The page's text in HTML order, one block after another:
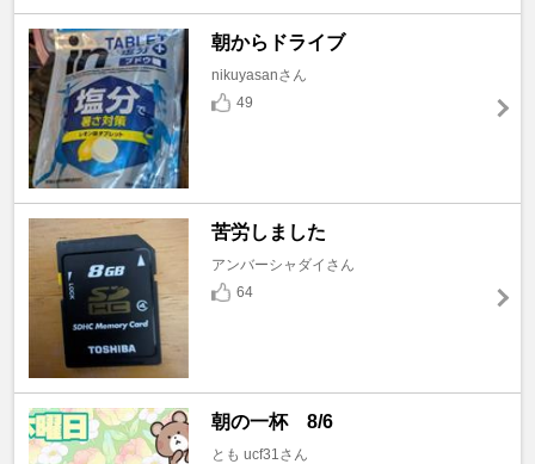
朝からドライブ
nikuyasanさん
49
苦労しました
アンバーシャダイさん
64
朝の一杯 8/6
とも ucf31さん